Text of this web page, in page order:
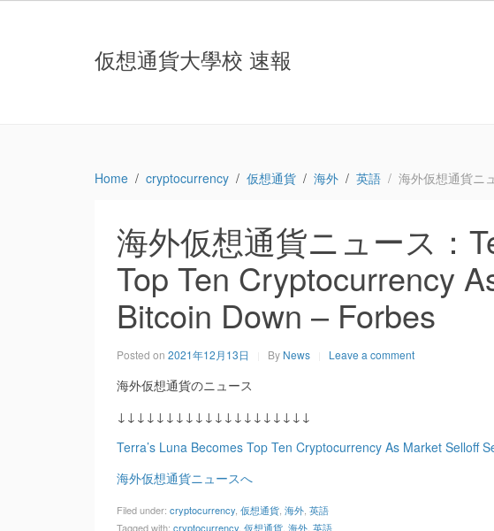
仮想通貨大學校 速報
Home cryptocurrency 仮想通貨 海外 英語 海外仮想通貨ニ
海外仮想通貨ニュース：
Top Ten Cryptocurrency
Bitcoin Down – Forbes
Posted on 2021年12月13日 By News Leave a comment
海外仮想通貨のニュース
↓↓↓↓↓↓↓↓↓↓↓↓↓↓↓↓↓↓↓↓
Terra’s Luna Becomes Top Ten Cryptocurrency As Market Selloff
海外仮想通貨ニュースへ
Filed under: cryptocurrency 仮想通貨 海外 英語
Tagged with: cryptocurrency 仮想通貨 海外 英語